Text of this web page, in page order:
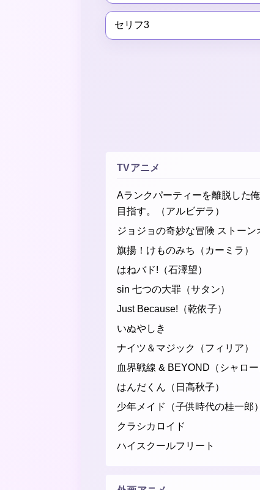
セリフ3
TVアニメ
Aランクパーティーを離脱した
目指す。（アルビデラ）
ジョジョの奇妙な冒険 ストーン
旗揚！けものみち（カーミラ）
はねバド!（石澤望）
sin 七つの大罪（サタン）
Just Because!（乾依子）
いぬやしき
ナイツ＆マジック（フィリア）
血界戦線 & BEYOND（シャロー
はんだくん（日高秋子）
少年メイド（子供時代の桂一郎）
クラシカロイド
ハイスクールフリート